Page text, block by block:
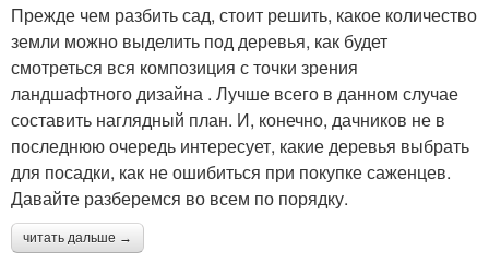
Прежде чем разбить сад, стоит решить, какое количество
земли можно выделить под деревья, как будет
смотреться вся композиция с точки зрения
ландшафтного дизайна . Лучше всего в данном случае
составить наглядный план. И, конечно, дачников не в
последнюю очередь интересует, какие деревья выбрать
для посадки, как не ошибиться при покупке саженцев.
Давайте разберемся во всем по порядку.
читать дальше →